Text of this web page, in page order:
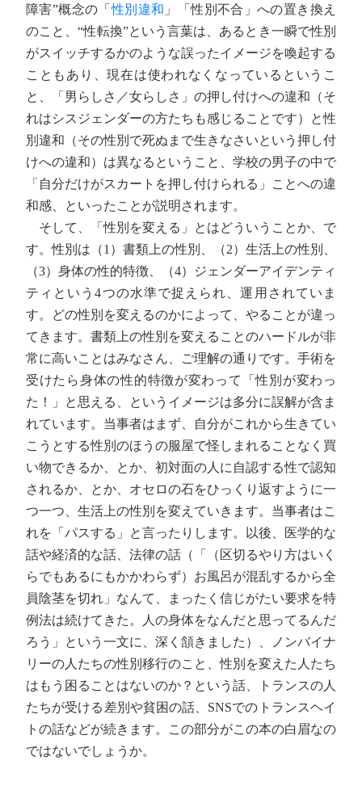
障害”概念の「性別違和 」「性別不合」への置き換え
のこと、“性転換”という言葉は、あるとき一瞬で性別
がスイッチするかのような誤ったイメージを喚起する
こともあり、現在は使われなくなっているというこ
と、「男らしさ／女らしさ」の押し付けへの違和（そ
れはシスジェンダーの方たちも感じることです）と性
別違和（その性別で死ぬまで生きなさいという押し付
けへの違和）は異なるということ、学校の男子の中で
「自分だけがスカートを押し付けられる」ことへの違
和感、といったことが説明されます。
そして、「性別を変える」とはどういうことか、で
す。性別は（1）書類上の性別、（2）生活上の性別、
（3）身体の性的特徴、（4）ジェンダーアイデンティ
ティという4つの水準で捉えられ、運用されていま
す。どの性別を変えるのかによって、やることが違っ
てきます。書類上の性別を変えることのハードルが非
常に高いことはみなさん、ご理解の通りです。手術を
受けたら身体の性的特徴が変わって「性別が変わっ
た！」と思える、というイメージは多分に誤解が含ま
れています。当事者はまず、自分がこれから生きてい
こうとする性別のほうの服屋で怪しまれることなく買
い物できるか、とか、初対面の人に自認する性で認知
されるか、とか、オセロの石をひっくり返すように一
つ一つ、生活上の性別を変えていきます。当事者はこ
れを「パスする」と言ったりします。以後、医学的な
話や経済的な話、法律の話（「（区切るやり方はいく
らでもあるにもかかわらず）お風呂が混乱するから全
員陰茎を切れ」なんて、まったく信じがたい要求を特
例法は続けてきた。人の身体をなんだと思ってるんだ
ろう」という一文に、深く頷きました）、ノンバイナ
リーの人たちの性別移行のこと、性別を変えた人たち
はもう困ることはないのか？という話、トランスの人
たちが受ける差別や貧困の話、SNSでのトランスヘイ
トの話などが続きます。この部分がこの本の白眉なの
ではないでしょうか。